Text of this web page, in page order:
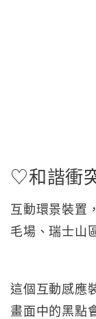
♡和諧衝
互動環景裝置
毛場、瑞士山
這個互動感應
畫面中的黑點